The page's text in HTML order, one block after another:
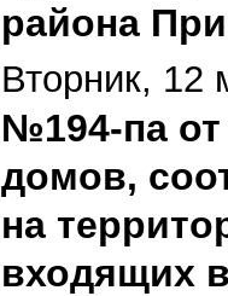
района
Вторник, 12
№194-па от
домов,
на
входящих